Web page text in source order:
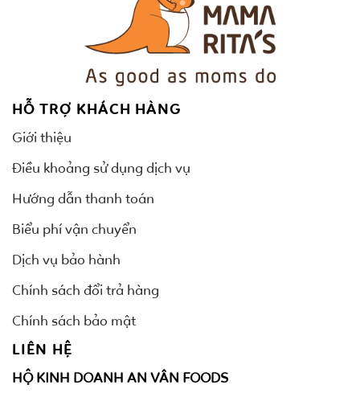
HỖ TRỢ KHÁCH HÀNG
Giới thiệu
Điều khoảng sử dụng dịch vụ
Hướng dẫn thanh toán
Biểu phí vận chuyển
Dịch vụ bảo hành
Chính sách đổi trả hàng
Chính sách bảo mật
LIÊN HỆ
HỘ KINH DOANH AN VÂN FOODS